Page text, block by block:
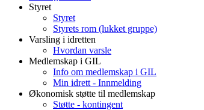
Styret
Styret
Styrets rom (lukket gruppe)
Varsling i idretten
Hvordan varsle
Medlemskap i GIL
Info om medlemskap i GIL
Min idrett - Innmelding
Økonomisk støtte til medlemskap
Støtte - kontingent